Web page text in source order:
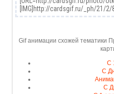
Gif анимации схожей тематики
С
С
С